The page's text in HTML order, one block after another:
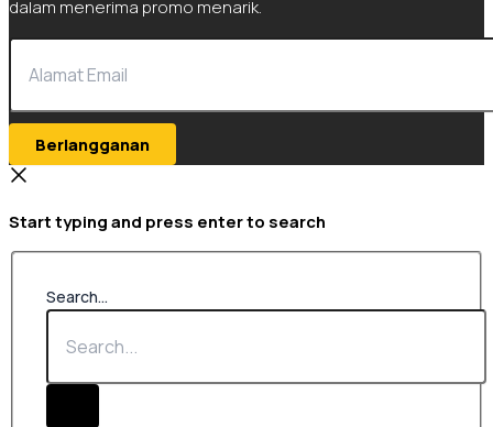
dalam menerima promo menarik.
Berlangganan
Start typing and press enter to search
Search...